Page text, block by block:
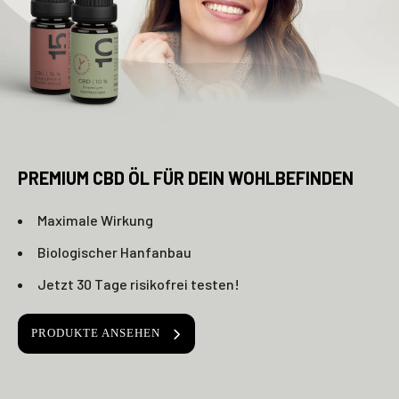
PREMIUM CBD ÖL FÜR DEIN WOHLBEFINDEN
Maximale Wirkung
Biologischer Hanfanbau
Jetzt 30 Tage risikofrei testen!
PRODUKTE ANSEHEN